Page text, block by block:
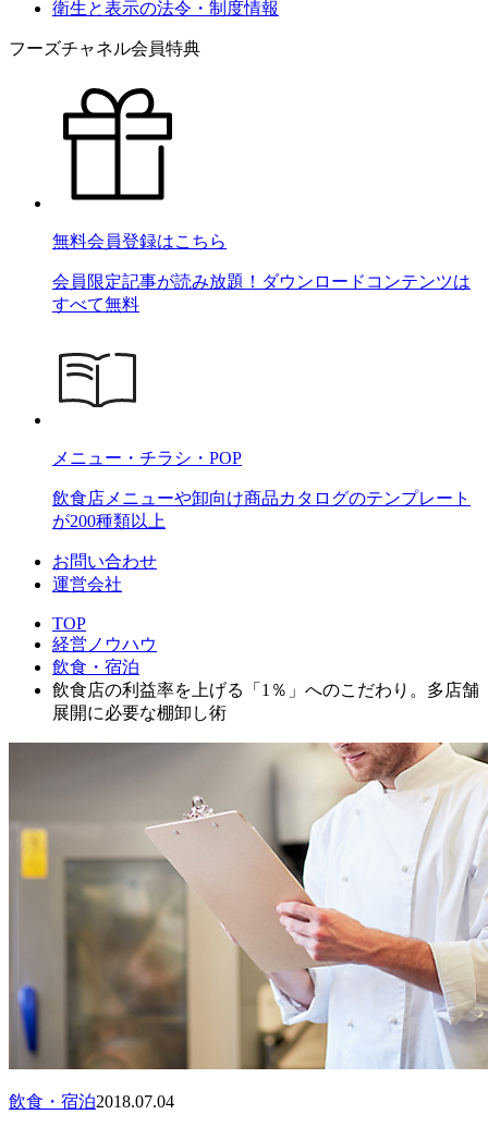
衛生と表示の法令・制度情報
フーズチャネル会員特典
無料会員登録はこちら
会員限定記事が読み放題！ダウンロードコンテンツは
すべて無料
メニュー・チラシ・POP
飲食店メニューや卸向け商品カタログのテンプレート
が200種類以上
お問い合わせ
運営会社
TOP
経営ノウハウ
飲食・宿泊
飲食店の利益率を上げる「1％」へのこだわり。多店舗
展開に必要な棚卸し術
飲食・宿泊2018.07.04